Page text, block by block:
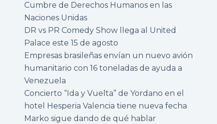
Cumbre de Derechos Humanos en las
Naciones Unidas
DR vs PR Comedy Show llega al United
Palace este 15 de agosto
Empresas brasileñas envían un nuevo avión
humanitario con 16 toneladas de ayuda a
Venezuela
Concierto “Ida y Vuelta” de Yordano en el
hotel Hesperia Valencia tiene nueva fecha
Marko sigue dando de qué hablar